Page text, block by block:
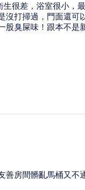
生很差，浴室很小，
沒打掃過，門面還可
股臭屎味！跟本不是
善房間髒亂馬桶又不